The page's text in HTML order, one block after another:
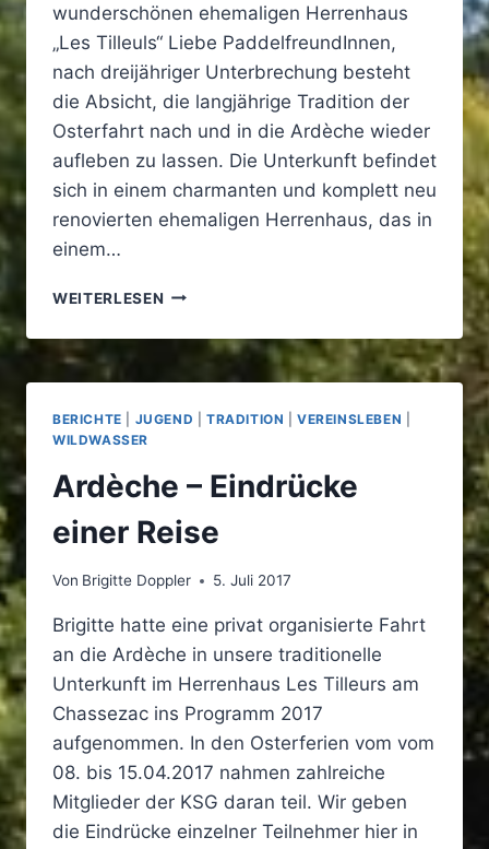
wunderschönen ehemaligen Herrenhaus
„Les Tilleuls“ Liebe PaddelfreundInnen,
nach dreijähriger Unterbrechung besteht
die Absicht, die langjährige Tradition der
Osterfahrt nach und in die Ardèche wieder
aufleben zu lassen. Die Unterkunft befindet
sich in einem charmanten und komplett neu
renovierten ehemaligen Herrenhaus, das in
einem…
WEITERLESEN OSTERFAHRT
DIE
BERICHTE JUGEND TRADITION |VEREINSLEBEN
WILDWASSER
Ardèche – Eindrücke
einer Reise
Von Brigitte Doppler 5. Juli 2017
Brigitte hatte eine privat organisierte Fahrt
an die Ardèche in unsere traditionelle
Unterkunft im Herrenhaus Les Tilleurs am
Chassezac ins Programm 2017
aufgenommen. In den Osterferien vom vom
08. bis 15.04.2017 nahmen zahlreiche
Mitglieder der KSG daran teil. Wir geben
die Eindrücke einzelner Teilnehmer hier in